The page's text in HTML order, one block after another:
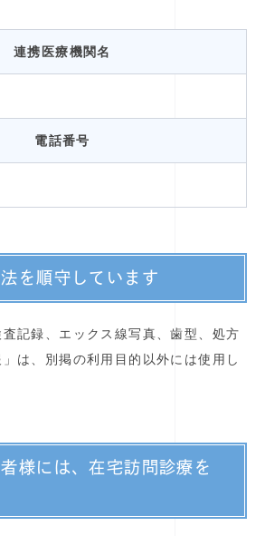
連携医療機関名
電話番号
を順守しています
記録、エックス線写真、歯型、処方
は、別掲の利用目的以外には使用し
様には、在宅訪問診療を